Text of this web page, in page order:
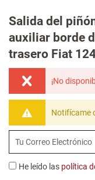
Salida del
auxiliar borde
trasero Fiat
¡No
Notifícame
He leído las política